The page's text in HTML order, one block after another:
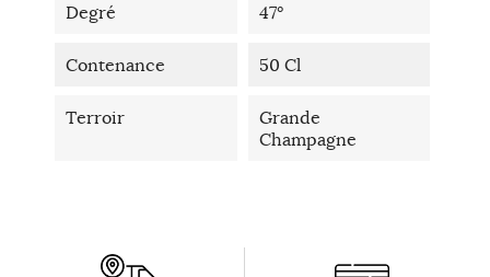
Degré 47°
Contenance 50 Cl
Terroir
Grande
Champagne